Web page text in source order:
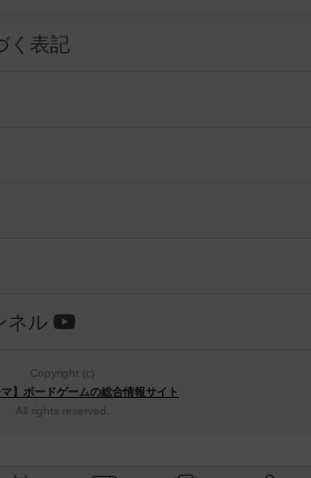
く表記
ネル
Copyright (c)
マ】ボードゲームの総合情報サイト
All rights reserved.